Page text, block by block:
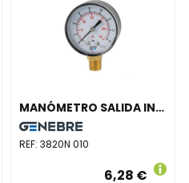
MANÓMETRO SALIDA INFERIOR NPT DIÁMETRO 53 0-10 M-1/4"
REF:3820N 010
6,28 €